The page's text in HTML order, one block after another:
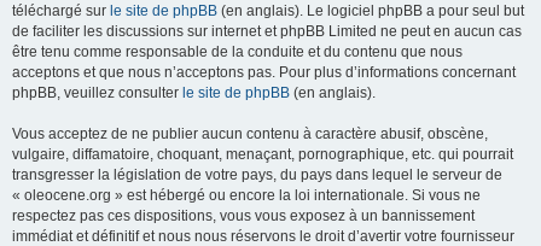
téléchargé sur le site de phpBB (en anglais). Le logiciel phpBB a pour seul but
de faciliter les discussions sur internet et phpBB Limited ne peut en aucun cas
être tenu comme responsable de la conduite et du contenu que nous
acceptons et que nous n’acceptons pas. Pour plus d’informations concernant
phpBB, veuillez consulter le site de phpBB (en anglais).
Vous acceptez de ne publier aucun contenu à caractère abusif, obscène,
vulgaire, diffamatoire, choquant, menaçant, pornographique, etc. qui pourrait
transgresser la législation de votre pays, du pays dans lequel le serveur de
« oleocene.org » est hébergé ou encore la loi internationale. Si vous ne
respectez pas ces dispositions, vous vous exposez à un bannissement
immédiat et définitif et nous nous réservons le droit d’avertir votre fournisseur